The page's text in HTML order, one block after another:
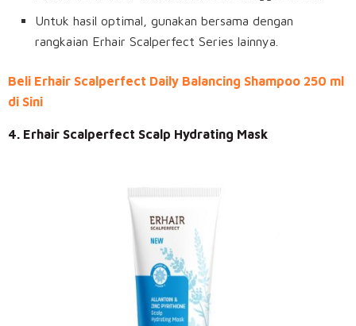
Untuk hasil optimal, gunakan bersama dengan
rangkaian Erhair Scalperfect Series lainnya.
Beli Erhair Scalperfect Daily Balancing Shampoo 250 ml
di Sini
4. Erhair Scalperfect Scalp Hydrating Mask